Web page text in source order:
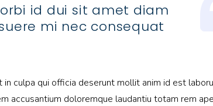
id dui sit amet diam
mi nec consequat
culpa qui officia deserunt mollit anim id est
accusantium doloremque laudantiu totam rem